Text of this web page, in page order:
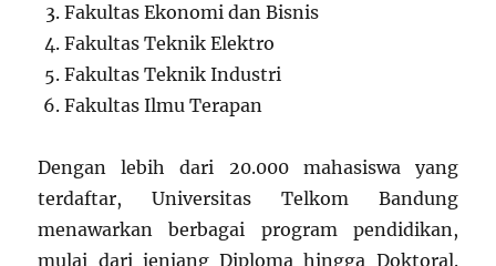
Fakultas Ekonomi dan Bisnis
Fakultas Teknik Elektro
Fakultas Teknik Industri
Fakultas Ilmu Terapan
Dengan lebih dari 20.000 mahasiswa yang
terdaftar, Universitas Telkom Bandung
menawarkan berbagai program pendidikan,
mulai dari jenjang Diploma hingga Doktoral.